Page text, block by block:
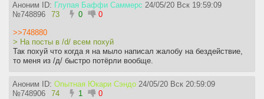
Аноним ID: Глупая Баффи Саммерс 24/05/20 Вск 19:59:09
№748896 73 0 0
>>748880
> На посты в /d/ всем похуй
Так похуй что когда я на мыло написал жалобу на бездействие,
то меня из /д/ быстро потёрли вообще.
Аноним ID: Опытная Юкари Сэндо 24/05/20 Вск 20:59:09
№748906 74 1 0